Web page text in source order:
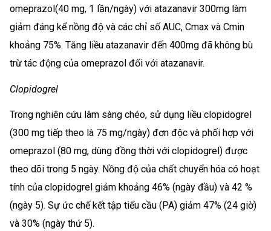
omeprazol(40 mg, 1 lần/ngày) với atazanavir 300mg làm
giảm đáng kể nồng độ và các chỉ số AUC, Cmax và Cmin
khoảng 75%. Tăng liều atazanavir đến 400mg đã không bù
trừ tác động của omeprazol đối với atazanavir.
Clopidogrel
Trong nghiên cứu lâm sàng chéo, sử dụng liều clopidogrel
(300 mg tiếp theo là 75 mg/ngày) đơn độc và phối hợp với
omeprazol (80 mg, dùng đồng thời với clopidogrel) được
theo dõi trong 5 ngày. Nồng độ của chất chuyển hóa có hoạt
tính của clopidogrel giảm khoảng 46% (ngày đầu) và 42 %
(ngày 5). Sự ức chế kết tập tiểu cầu (PA) giảm 47% (24 giờ)
và 30% (ngày thứ 5).